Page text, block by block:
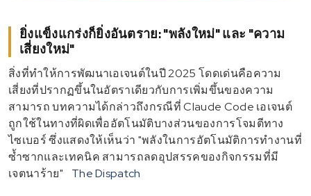
ยิ่งแข็งแกร่งก็ยิ่งอันตราย: "พลังใหม่" และ "ความ
เสี่ยงใหม่"
สิ่งที่ทำให้การพัฒนาเอเจนต์ในปี 2025 โดดเด่นคือความ
เสี่ยงที่ปรากฏขึ้นในอัตราเดียวกับการเพิ่มขึ้นของความ
สามารถ บทความได้กล่าวถึงกรณีที่ Claude Code เอเจนต์
ถูกใช้ในทางที่ผิดเพื่ออัตโนมัติบางส่วนของการโจมตีทาง
ไซเบอร์ ซึ่งแสดงให้เห็นว่า "พลังในการอัตโนมัติการทำงานที่
ซ้ำซากและเทคนิค สามารถลดอุปสรรคของกิจกรรมที่มี
เจตนาร้าย"
The Dispatch